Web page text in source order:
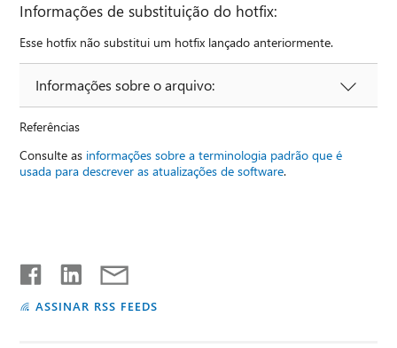
Informações de substituição do hotfix:
Esse hotfix não substitui um hotfix lançado anteriormente.
Informações sobre o arquivo:
Referências
Consulte as informações sobre a terminologia padrão que é
usada para descrever as atualizações de software.
ASSINAR RSS FEEDS